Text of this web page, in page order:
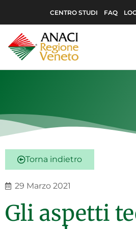
CENTRO STUDI FAQ
Torna indietro
29 Marzo 2021
Gli aspetti